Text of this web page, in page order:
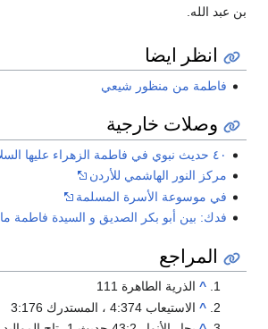
بن عبد الله.
انظر ايضا
فاطمة من منظور شيعي
وصلات خارجية
٤٠ حديث نبوي في فاطمة الزهراء عليها السلام
مركز النور الهاشمي للأردن
في موسوعة الأسرة المسلمة
فدك: بين أبو بكر الصديق و السيدة فاطمة ما
المراجع
^ الذرية الطاهرة 111
^ الاستيعاب 4:374 ، المستدرك 3:176